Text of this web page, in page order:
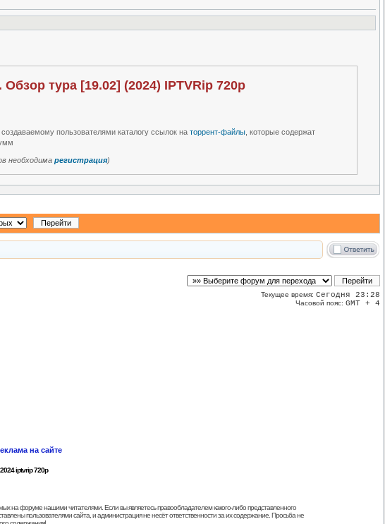
тура [19.02] (2024) IPTVRip 720р
пользователями каталогу ссылок наторрент-файлы , которые содержат
необходимарегистрация)
Текущее время: Сегодня 23:28
Часовой пояс: GMT + 4
на сайте
iptvrip 720р
на форуме нашими читателями. Если вы являетесь правообладателем какого-либо представленного
пользователями сайта, и администрация не несёт ответственности за их содержание. Просьба не